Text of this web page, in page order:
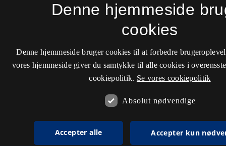
Denne hjemmeside
cookies
Denne hjemmeside bruger cookies til at forbedre
vores hjemmeside giver du samtykke til alle cookies i
cookiepolitik. Se vores cookiepolitik
Absolut nødvendige
Accepter alle Accepter kun